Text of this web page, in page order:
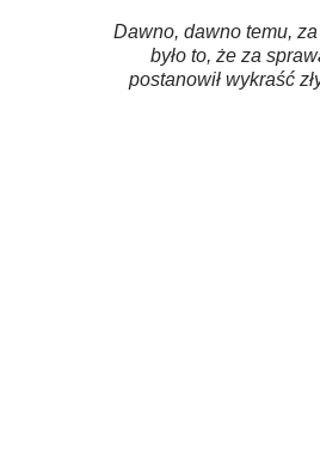
Dawno, dawno temu,
było to, że za
postanowił wykraść